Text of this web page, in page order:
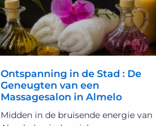
Ontspanning in de Stad : De
Geneugten van een
Massagesalon in Almelo
Midden in de bruisende energie van